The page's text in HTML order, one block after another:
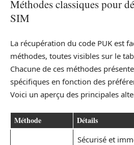
Méthodes classiques pour
SIM
La récupération du code PUK est
méthodes, toutes visibles sur le
Chacune de ces méthodes
spécifiques en fonction des
Voici un aperçu des principales
Méthode Détails
Sécurisé et